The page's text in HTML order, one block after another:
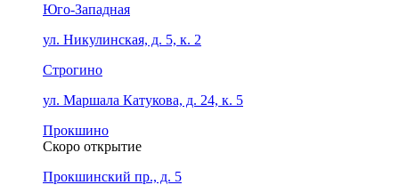
Юго-Западная
ул. Никулинская, д. 5, к. 2
Строгино
ул. Маршала Катукова, д. 24, к. 5
Прокшино
Скоро открытие
Прокшинский пр., д. 5